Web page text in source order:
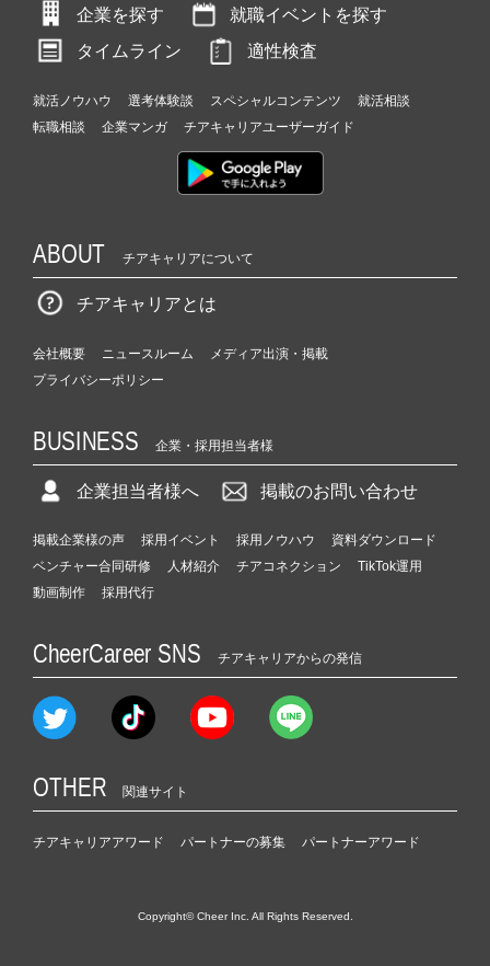
企業を探す
就職イベントを探す
タイムライン
適性検査
就活ノウハウ 選考体験談 スペシャルコンテンツ
就活相談
転職相談
企業マンガ チアキャリアユーザーガイド
ABOUT チアキャリアについて
チアキャリアとは
会社概要 ニュースルーム
メディア出演・掲載
プライバシーポリシー
BUSINESS 企業・採用担当者様
企業担当者様へ 掲載のお問い合わせ
掲載企業様の声 採用イベント 採用ノウハウ
資料ダウンロード
ベンチャー合同研修
人材紹介 チアコネクション
TikTok運用
動画制作
採用代行
CheerCareer SNS チアキャリアからの発信
OTHER 関連サイト
チアキャリアアワード パートナーの募集 パートナーアワード
Copyright© Cheer Inc. All Rights Reserved.